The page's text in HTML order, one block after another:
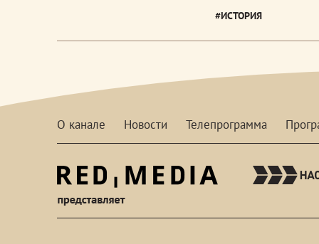
#ИСТОРИЯ
О канале Новости Телепрограмма